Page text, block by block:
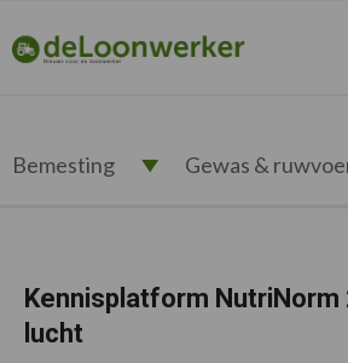
de
hoofdnavigatie
de
hoofd
de
eerste
de
voettekst
deloonwerker.nl
Bemesting Gewas &
Kennisplatform NutriNorm
lucht